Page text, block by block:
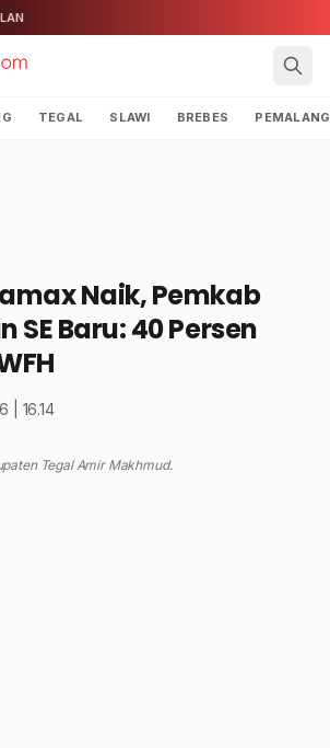
TEGAL SLAWI BREBES PEMALANG
Naik, Pemkab
SE Baru: 40 Persen
| 16.14
Tegal Amir Makhmud.